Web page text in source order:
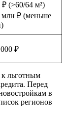
(>60/64 м²)
млн ₽ (меньше
₽
льготным
Перед
в
регионов